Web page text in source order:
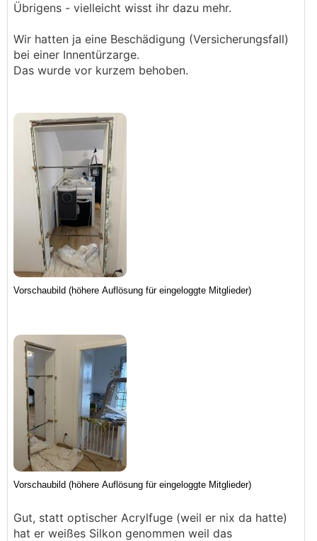
Übrigens - vielleicht wisst ihr dazu mehr.
Wir hatten ja eine Beschädigung (Versicherungsfall)
bei einer Innentürzarge.
Das wurde vor kurzem behoben.
Gut, statt optischer Acrylfuge (weil er nix da hatte)
hat er weißes Silkon genommen weil das